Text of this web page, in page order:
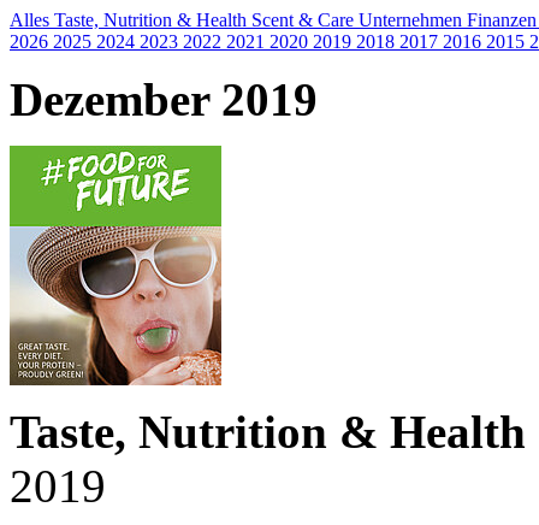
Alles Taste, Nutrition & Health Scent & Care Unternehmen
2026 2025 2024 2023 2022 2021 2020 2019 2018 2017 2016 2015
Dezember 2019
Taste, Nutrition &
2019